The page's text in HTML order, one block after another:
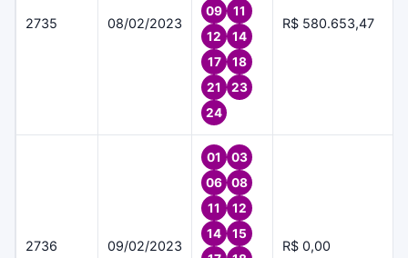
2735 08/02/2023
09
11
12
14
17
18
21
23
24
R$ 580.653,47
2736 09/02/2023
01
03
06
08
11
12
14
15
R$ 0,00